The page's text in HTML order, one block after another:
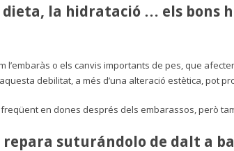
dieta, la hidratació … els
l’embaràs o els canvis importants de pes, que
debilitat, a més d’una alteració estètica, pot
en dones després dels embarassos, però
repara suturándolo de dalt a